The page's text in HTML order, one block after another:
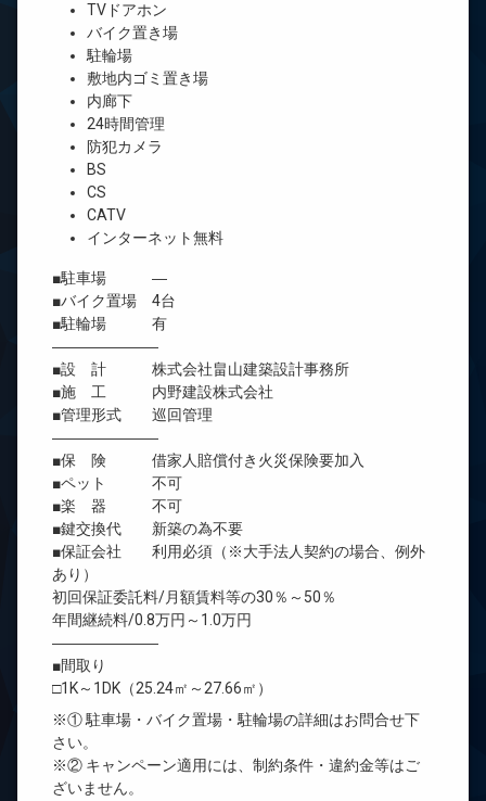
TVドアホン
バイク置き場
駐輪場
敷地内ゴミ置き場
内廊下
24時間管理
防犯カメラ
BS
CS
CATV
インターネット無料
■駐車場 ―
■バイク置場 4台
■駐輪場 有
―――――――
■設 計 株式会社畠山建築設計事務所
■施 工 内野建設株式会社
■管理形式 巡回管理
―――――――
■保 険 借家人賠償付き火災保険要加入
■ペット 不可
■楽 器 不可
■鍵交換代 新築の為不要
■保証会社 利用必須（※大手法人契約の場合、例外
あり）
初回保証委託料/月額賃料等の30％～50％
年間継続料/0.8万円～1.0万円
―――――――
■間取り
□1K～1DK（25.24㎡～27.66㎡）
※① 駐車場・バイク置場・駐輪場の詳細はお問合せ下
さい。
※② キャンペーン適用には、制約条件・違約金等はご
ざいません。